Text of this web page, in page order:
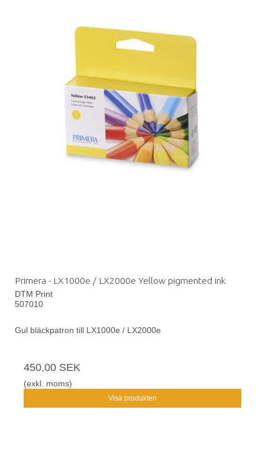
Primera - LX1000e / LX2000e Yellow pigmented ink
DTM Print
507010
Gul bläckpatron till LX1000e / LX2000e
450,00 SEK
(exkl. moms)
Visa produkten